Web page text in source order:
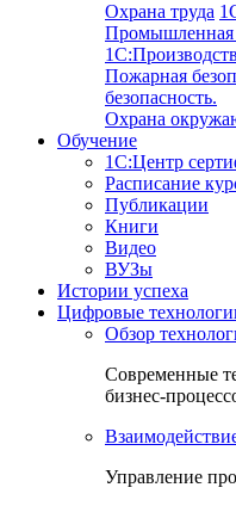
Охрана труда
Промышленная
Пожарная
безопасность.
Охрана
Обучение
1C:Центр
Расписание
Публикации
Книги
Видео
ВУЗы
Истории успеха
Цифровые
Обзор
Современные
бизнес-
Управление